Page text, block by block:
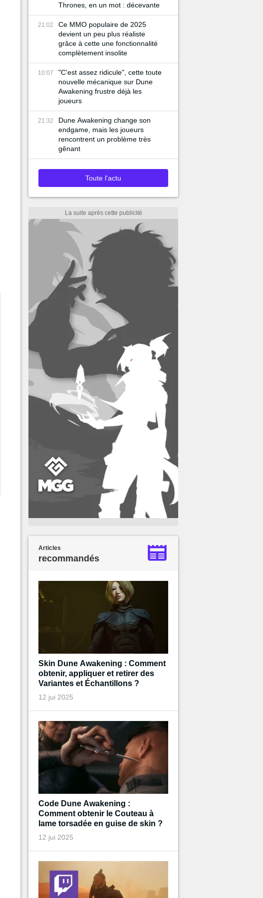
Thrones, en un mot : décevante
21:02
Ce MMO populaire de 2025
devient un peu plus réaliste
grâce à cette une fonctionnalité
complètement insolite
10:07
"C'est assez ridicule", cette toute
nouvelle mécanique sur Dune
Awakening frustre déjà les
joueurs
21:32
Dune Awakening change son
endgame, mais les joueurs
rencontrent un problème très
gênant
Toute l'actu
Articles
recommandés
Skin Dune Awakening : Comment
obtenir, appliquer et retirer des
Variantes et Échantillons ?
12 jui 2025
Code Dune Awakening :
Comment obtenir le Couteau à
lame torsadée en guise de skin ?
12 jui 2025